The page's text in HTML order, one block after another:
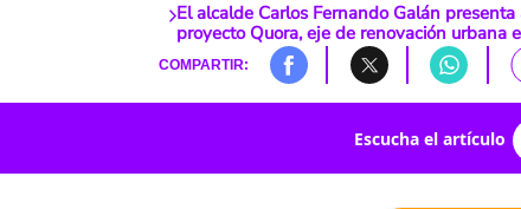
El alcalde Carlos Fernando Galán
proyecto Quora, eje de renovación urbana
COMPARTIR:
Escucha el artículo